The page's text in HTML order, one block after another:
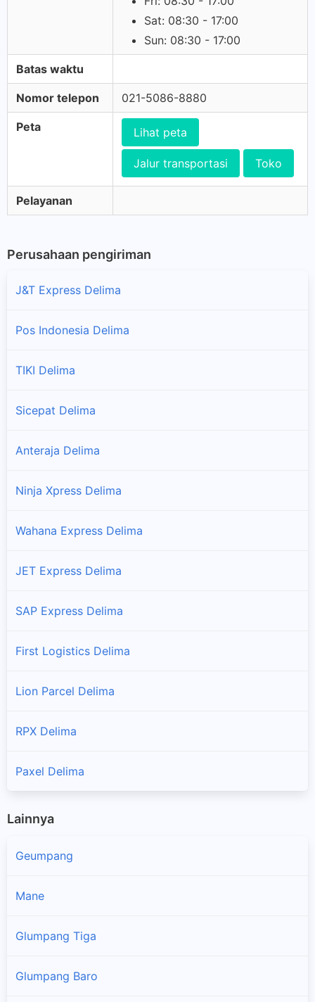
Sat: 08:30 - 17:00
Sun: 08:30 - 17:00
Batas waktu
Nomor telepon 021-5086-8880
Peta Lihat peta
Jalur transportasi Toko
Pelayanan
Perusahaan pengiriman
J&T Express Delima
Pos Indonesia Delima
TIKI Delima
Sicepat Delima
Anteraja Delima
Ninja Xpress Delima
Wahana Express Delima
JET Express Delima
SAP Express Delima
First Logistics Delima
Lion Parcel Delima
RPX Delima
Paxel Delima
Lainnya
Geumpang
Mane
Glumpang Tiga
Glumpang Baro